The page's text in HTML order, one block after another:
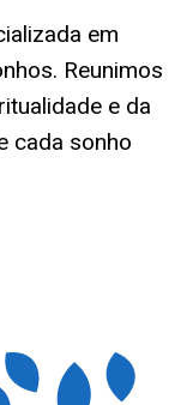
em
Reunimos
e da
cada sonho